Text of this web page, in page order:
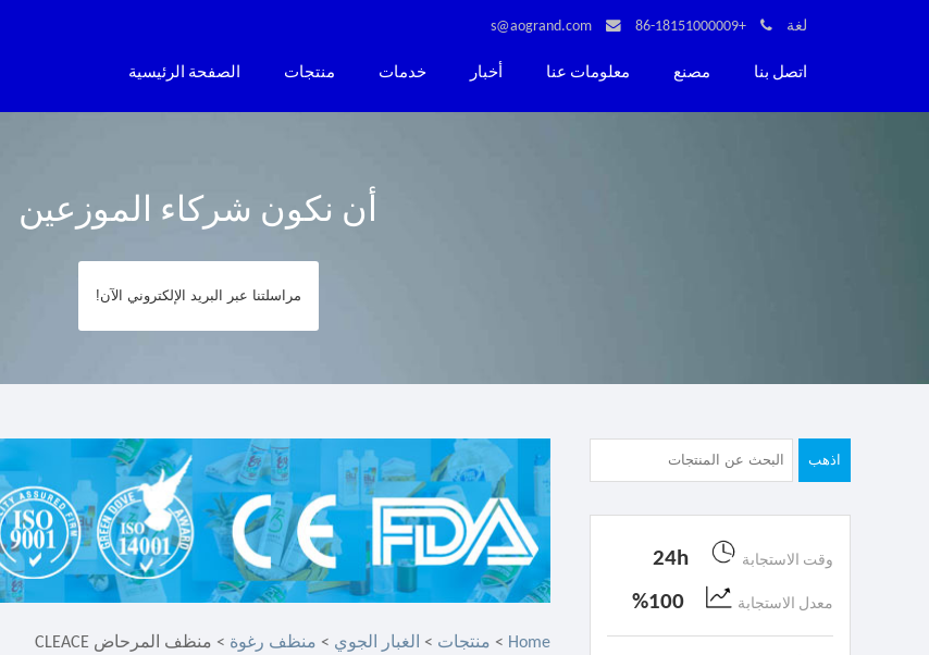
لغة +86-18151000009
s@aogrand.com
الصفحة الرئيسية منتجات خدمات أخبار معلومات عنا مصنع اتصل بنا
أن نكون شركاء الموزعين
مراسلتنا عبر البريد الإلكتروني الآن!
Home
> منتجات > الغبار الجوي > منظف ​​رغوة > منظف ​​المرحاض CLEACE
اذهب
وقت الاستجابة 24h
معدل الاستجابة 100%